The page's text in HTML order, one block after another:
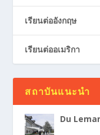
เรียนต่ออังกฤษ
เรียนต่ออเมริกา
สถาบันแนะนำ
Du